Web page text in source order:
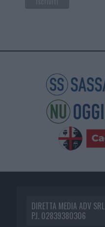
DIRETTA MEDIA ADV SRL
P.I. 02839380306